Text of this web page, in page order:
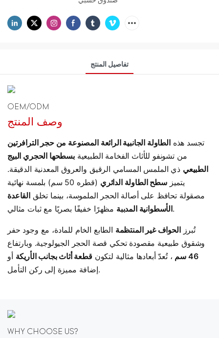
تفاصيل المنتج
OEM/ODM
وصف المنتج
تجسد هذهالطاولة الجانبية الرائعة المصنوعة من حجر الترافرتين
من تشونفو للأثاث الفخامة الطبيعيةبسطحها الحجري البيج
الطبيعي ذي الملمس المسامي الرقيق والعروق المعدنية الدقيقة.
يتميزسطح الطاولة الدائري
(قطره 50 سم) بلمسة نهائية
مصقولة تحافظ على أصالة الحجر الملموسة، بينما تخلقالقاعدة
الأسطوانية المدببةمظهرًا خفيفًا بصريًا مع ثبات مثالي.
تُبرزالحواف غير المنتظمة الطابع الخام للمادة، مع وجود حفر
وشقوق طبيعية مقصودة تحكي قصة الحجر الجيولوجية. وبارتفاع
46 سم
، تُعدّ أبعادها مثالية لتكونقطعة أثاث بجانب الأريكة أو
إضافة مميزة إلى ركن التأمل.
WHY CHOOSE US?